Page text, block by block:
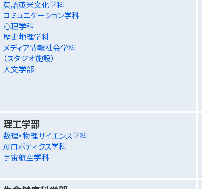
英語英米文化学科
コミュニケーション学科
心理学科
歴史地理学科
メディア情報社会学科
（スタジオ施設）
人文学部
理工学部
数理・物理サイエンス学科
AIロボティクス学科
宇宙航空学科